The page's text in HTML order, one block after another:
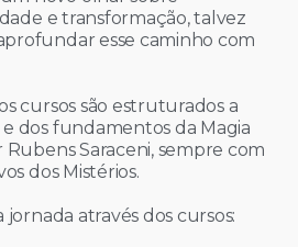
e transformação, talvez
esse caminho com
cursos são estruturados a
dos fundamentos da Magia
Rubens Saraceni, sempre com
dos Mistérios.
jornada através dos cursos: